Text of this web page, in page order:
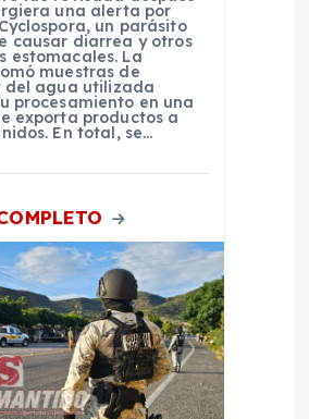
una alerta por
un parásito
causar diarrea y otros
estomacales. La
muestras de
del agua utilizada
procesamiento en una
exporta productos a
En total, se…